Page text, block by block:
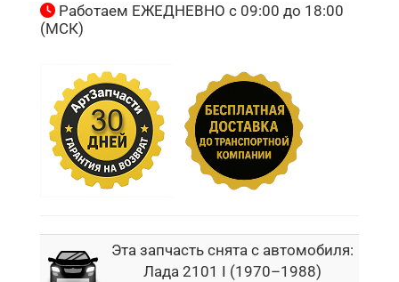
Работаем ЕЖЕДНЕВНО с 09:00 до 18:00
(МСК)
Эта запчасть снята с автомобиля:
Лада 2101 I (1970–1988)